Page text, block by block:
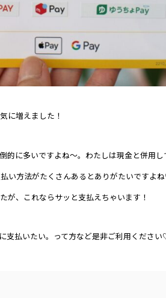
に増えました！
的に多いですよね～。わたしは現金と併用
い方法がたくさんあるとありがたいです
が、これならサッと支払えちゃいます！
支払いたい。って方など是非ご利用くださ